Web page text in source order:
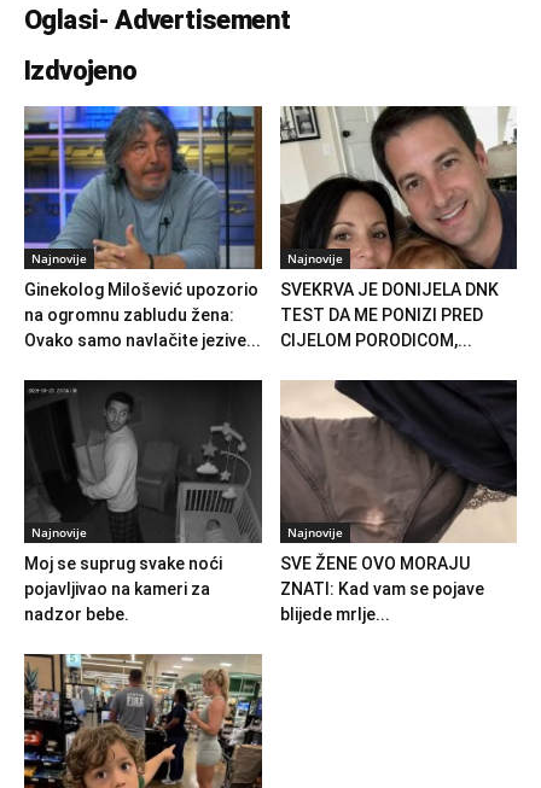
Oglasi- Advertisement
Izdvojeno
Najnovije
Ginekolog Milošević upozorio
na ogromnu zabludu žena:
Ovako samo navlačite jezive...
Najnovije
SVEKRVA JE DONIJELA DNK
TEST DA ME PONIZI PRED
CIJELOM PORODICOM,...
Najnovije
Moj se suprug svake noći
pojavljivao na kameri za
nadzor bebe.
Najnovije
SVE ŽENE OVO MORAJU
ZNATI: Kad vam se pojave
blijede mrlje...